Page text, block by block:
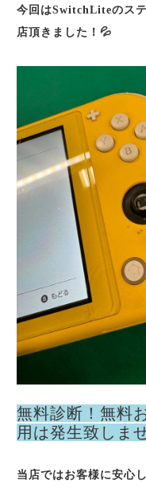
今回はSwitchLiteのス
店頂きました！💦
無料診断！無料
用は発生致しま
当店ではお客様に安心